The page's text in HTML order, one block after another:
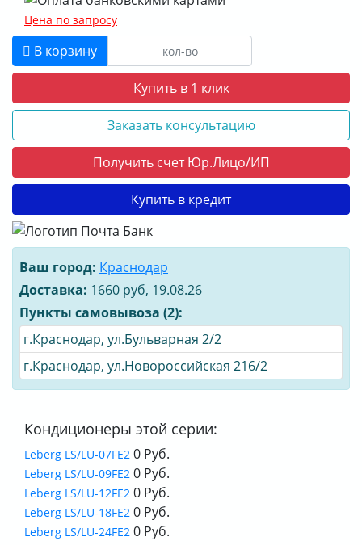
Цена по запросу
В корзину
Купить в 1 клик
Заказать консультацию
Получить счет Юр.Лицо/ИП
Купить в кредит
Ваш город: Краснодар
Доставка: 1660 руб, 19.08.26
Пункты самовывоза (2):
г.Краснодар, ул.Бульварная 2/2
г.Краснодар, ул.Новороссийская 216/2
Кондиционеры этой серии:
Leberg LS/LU-07FE2 0 Руб.
Leberg LS/LU-09FE2 0 Руб.
Leberg LS/LU-12FE2 0 Руб.
Leberg LS/LU-18FE2 0 Руб.
Leberg LS/LU-24FE2 0 Руб.